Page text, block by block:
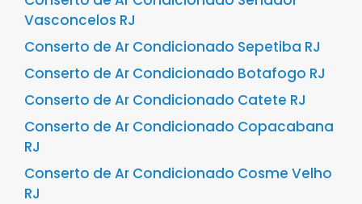
Vasconcelos RJ
Conserto de Ar Condicionado Sepetiba RJ
Conserto de Ar Condicionado Botafogo RJ
Conserto de Ar Condicionado Catete RJ
Conserto de Ar Condicionado Copacabana
RJ
Conserto de Ar Condicionado Cosme Velho
RJ